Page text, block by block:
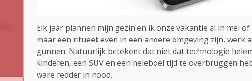
Elk jaar plannen mijn gezin en ik onze vakantie al in mei
maar een ritueel: even in een andere omgeving zijn, werk
gunnen. Natuurlijk betekent dat niet dat technologie
kinderen, een SUV en een heleboel tijd te overbruggen
ware redder in nood.